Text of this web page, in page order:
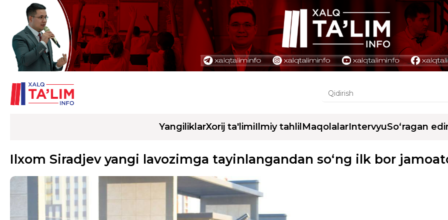
YangiliklarXorij ta'limiIlmiy tahlil MaqolalarIntervyuSo‘ragan
Ilxom Siradjev yangi lavozimga tayinlangandan so‘ng ilk bor